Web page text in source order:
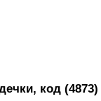
код (4873)